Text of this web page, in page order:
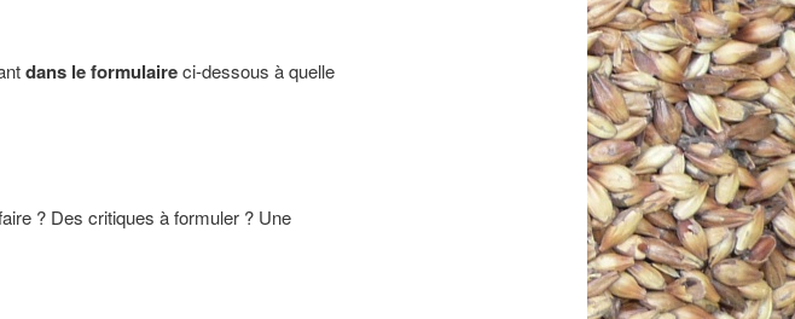
dans le formulaireci-dessous à quelle
? Des critiques à formuler ? Une